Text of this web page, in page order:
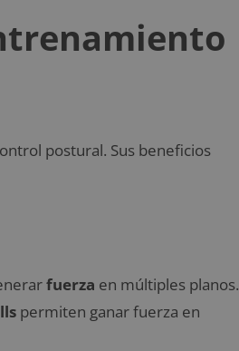
postural. Sus beneficios
fuerza en múltiples planos.
permiten ganar fuerza en